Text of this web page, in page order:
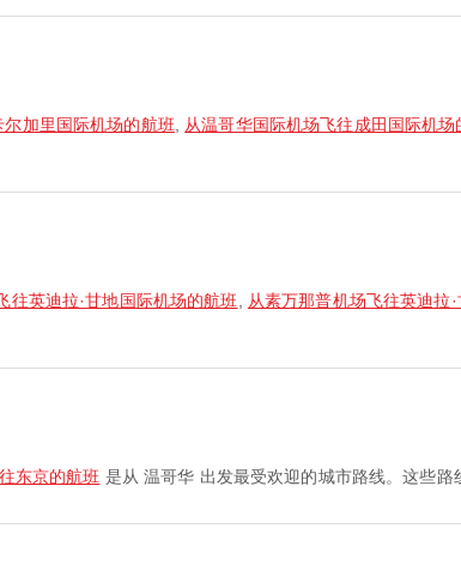
加里国际机场的航班 从温哥华国际机场飞往成田国际机场
往英迪拉·甘地国际机场的航班 从素万那普机场飞往英迪拉
东京的航班 是从 温哥华 出发最受欢迎的城市路线。这些路